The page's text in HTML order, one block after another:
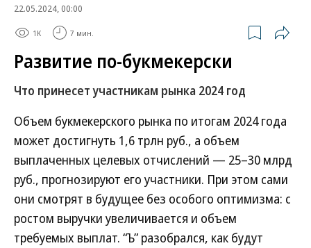
22.05.2024, 00:00
1K 7 мин.
Развитие по-букмекерски
Что принесет участникам рынка 2024 год
Объем букмекерского рынка по итогам 2024 года
может достигнуть 1,6 трлн руб., а объем
выплаченных целевых отчислений — 25–30 млрд
руб., прогнозируют его участники. При этом сами
они смотрят в будущее без особого оптимизма: с
ростом выручки увеличивается и объем
требуемых выплат. “Ъ” разобрался, как будут